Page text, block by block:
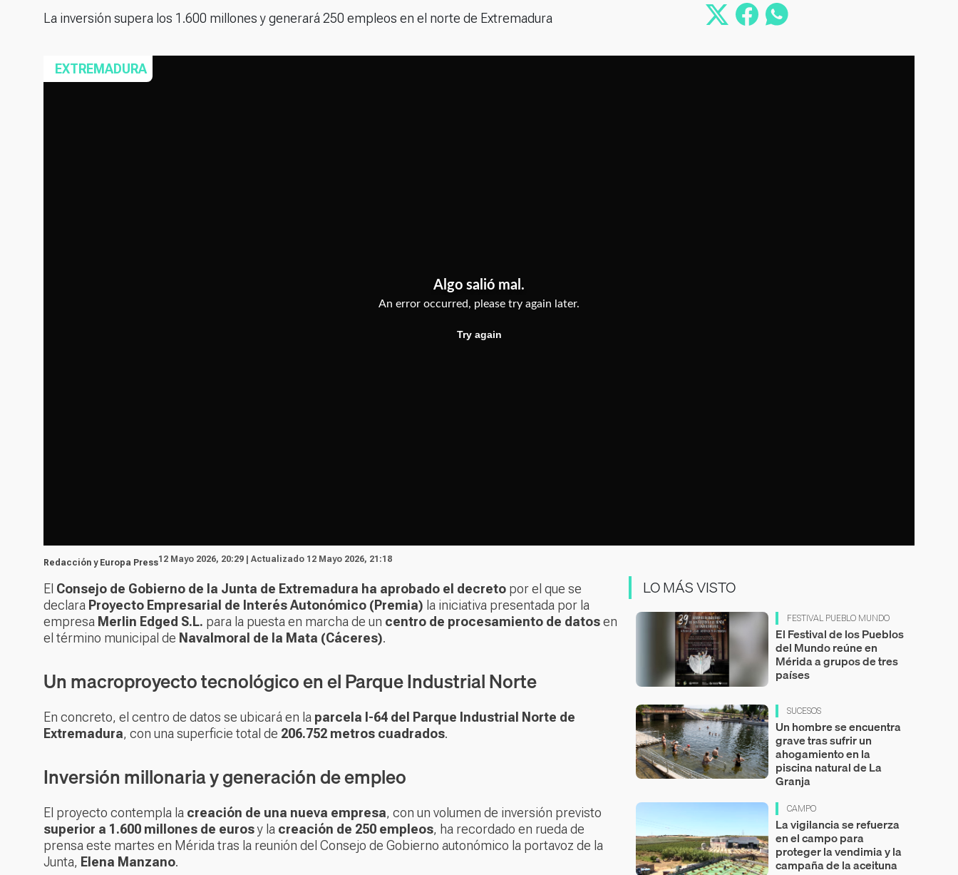
La inversión supera los 1.600 millones y generará 250 empleos en el norte de Extremadura
EXTREMADURA
Redacción y Europa Press12 Mayo 2026, 20:29 | Actualizado 12 Mayo 2026, 21:18
El Consejo de Gobierno de la Junta de Extremadura ha aprobado el decreto por el que se
declara Proyecto Empresarial de Interés Autonómico (Premia) la iniciativa presentada por la
empresa Merlin Edged S.L. para la puesta en marcha de un centro de procesamiento de datosen
el término municipal de Navalmoral de la Mata (Cáceres).
Un macroproyecto tecnológico en el Parque Industrial Norte
En concreto, el centro de datos se ubicará en la parcela I-64 del Parque Industrial Norte de
Extremadura, con una superficie total de 206.752 metros cuadrados.
Inversión millonaria y generación de empleo
El proyecto contempla la creación de una nueva empresa, con un volumen de inversión previsto
superior a 1.600 millones de eurosy la creación de 250 empleos, ha recordado en rueda de
prensa este martes en Mérida tras la reunión del Consejo de Gobierno autonómico la portavoz de la
Junta, Elena Manzano.
LO MÁS VISTO
FESTIVAL PUEBLO MUNDO
El Festival de los Pueblos
del Mundo reúne en
Mérida a grupos de tres
países
SUCESOS
Un hombre se encuentra
grave tras sufrir un
ahogamiento en la
piscina natural de La
Granja
CAMPO
La vigilancia se refuerza
en el campo para
proteger la vendimia y la
campaña de la aceituna